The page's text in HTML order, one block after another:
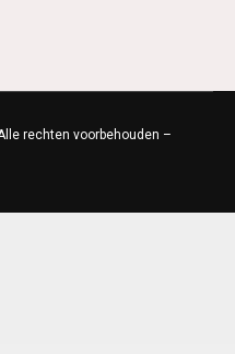
rechten voorbehouden –